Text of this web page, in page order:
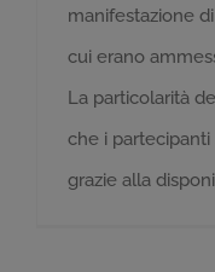
manifestazione
cui erano
La particolarità
che i partecipanti
grazie alla